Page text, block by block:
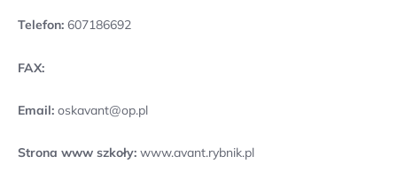
Telefon: 607186692
FAX:
Email: oskavant@op.pl
Strona www szkoły: www.avant.rybnik.pl